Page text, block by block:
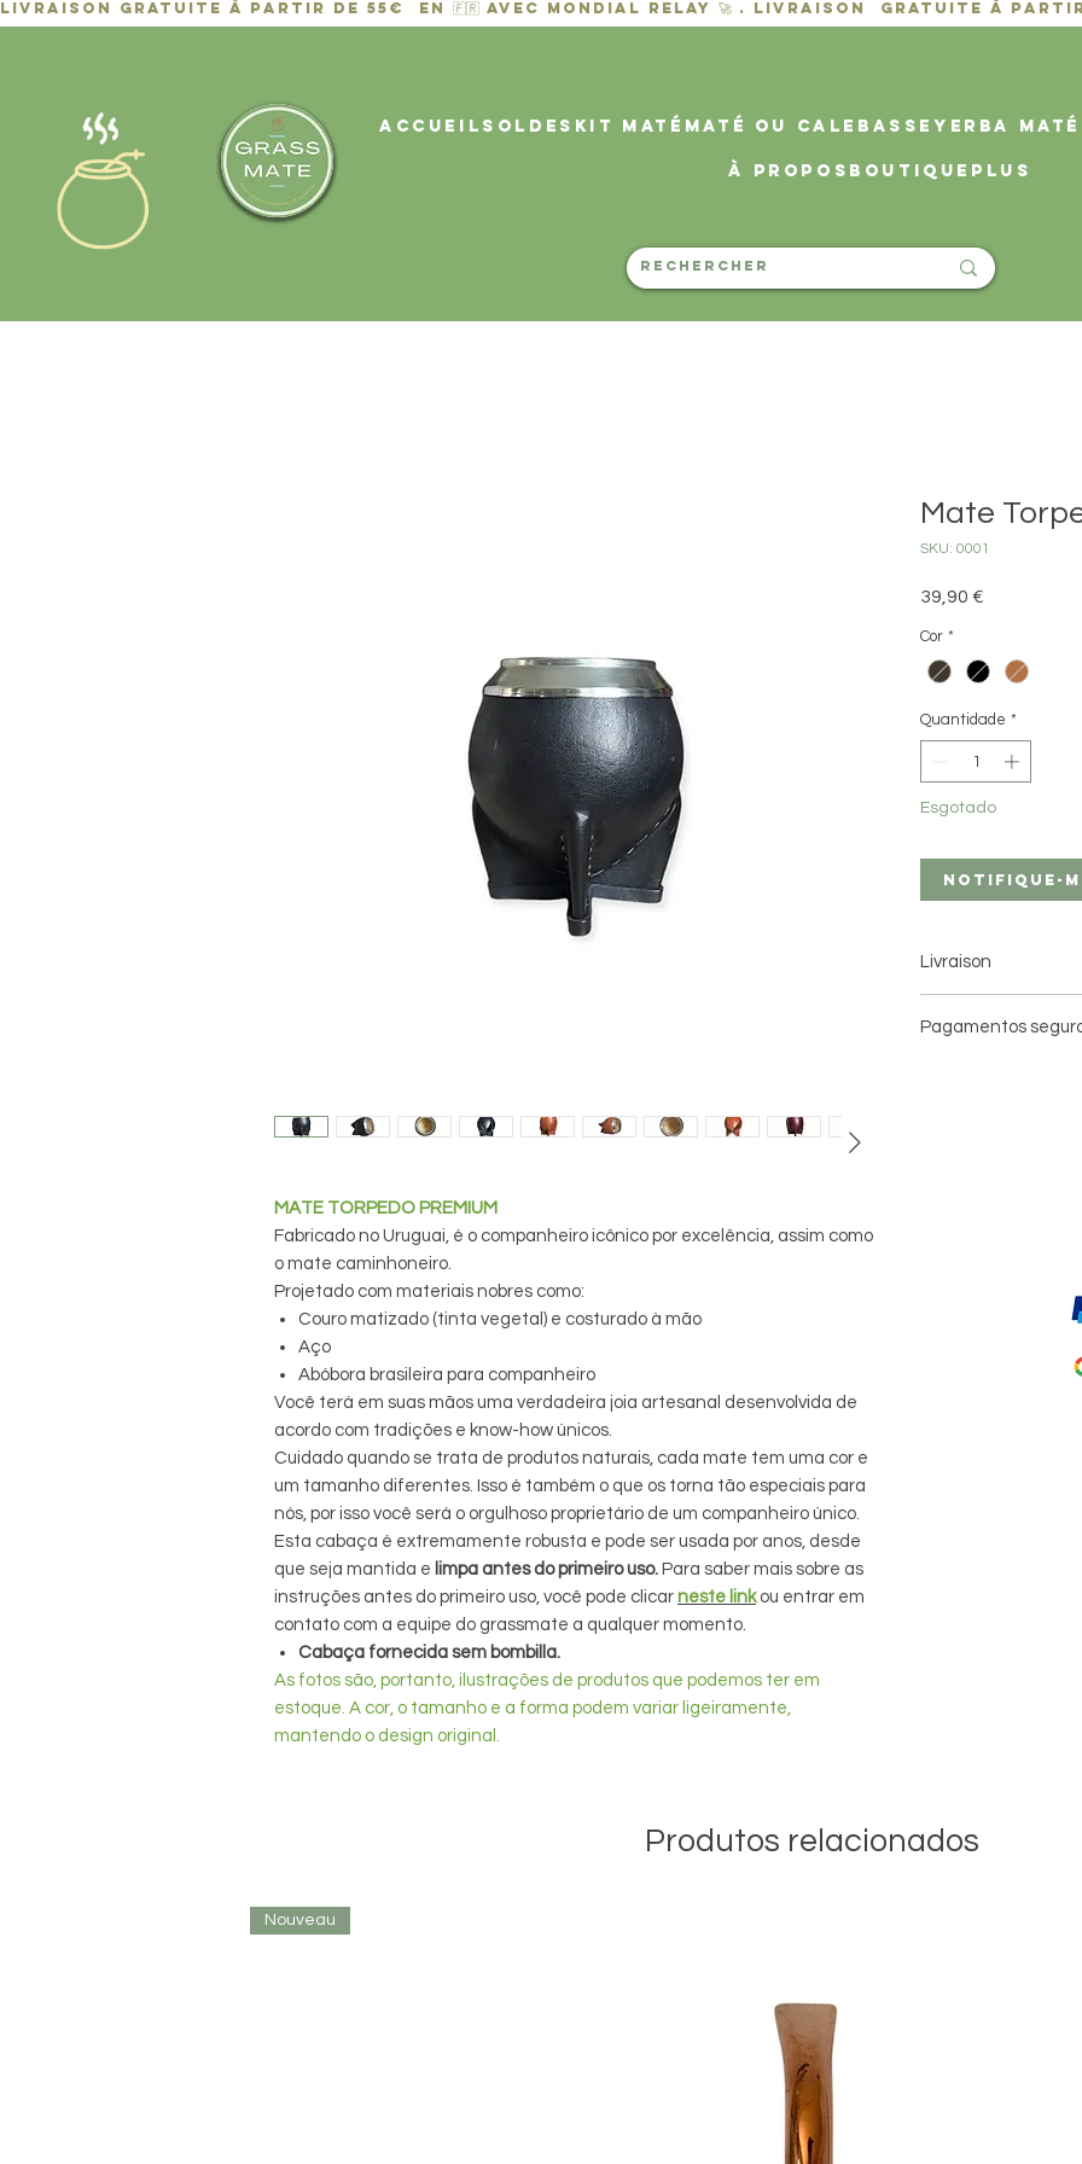
ACCUEIL Soldes KIT MATÉ MATÉ OU CALEBASSE YERBA MATÉ
À propos Boutique PLUS
MATE TORPEDO PREMIUM
Fabricado no Uruguai, é o companheiro icônico por excelência, assim como
o mate caminhoneiro.
Projetado com materiais nobres como:
Couro matizado (tinta vegetal) e costurado à mão
Aço
Abóbora brasileira para companheiro
Você terá em suas mãos uma verdadeira joia artesanal desenvolvida de
acordo com tradições e know-how únicos.
Cuidado quando se trata de produtos naturais, cada mate tem uma cor e
um tamanho diferentes. Isso é também o que os torna tão especiais para
nós, por isso você será o orgulhoso proprietário de um companheiro único.
Esta cabaça é extremamente robusta e pode ser usada por anos, desde
que seja mantida e limpa antes do primeiro uso. Para saber mais sobre as
instruções antes do primeiro uso, você pode clicar neste linkou entrar em
contato com a equipe do grassmate a qualquer momento.
Cabaça fornecida sem bombilla.
As fotos são, portanto, ilustrações de produtos que podemos ter em
estoque. A cor, o tamanho e a forma podem variar ligeiramente,
mantendo o design original.
Mate
SKU: 0001
39,90 €
Cor *
Quantidade *
Esgotado
Notifique-
Livraison
Livraison en
Pagamentos
Produtos relacionados
Nouveau